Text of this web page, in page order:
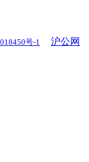
号-1
沪公网